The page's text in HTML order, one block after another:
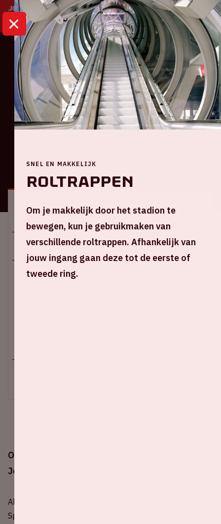
HOME KALENDER AJAX - SPARTA
Eredivisie
Ajax - Sparta
Op zondag 19 februari 2023 speelt Ajax in de
Johan Cruijff ArenA tegen Sparta Rotterdam.
Al maar liefst 125 keer eerder stond Ajax tegenover
Sparta Rotterdam in de Eredivisie. Ajax schreef daarvan
Locatie en tijd
Zo 19 februari 2023
Johan Cruijff ArenA
SNEL EN MAKKELIJK
Roltrappen
Om je makkelijk door het stadion te
bewegen, kun je gebruikmaken van
verschillende roltrappen. Afhankelijk van
jouw ingang gaan deze tot de eerste of
tweede ring.